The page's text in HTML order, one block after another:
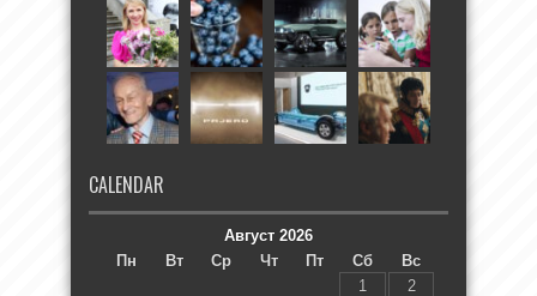
CALENDAR
Август 2026
Пн
Вт Ср Чт Пт Сб
Вс
1
2